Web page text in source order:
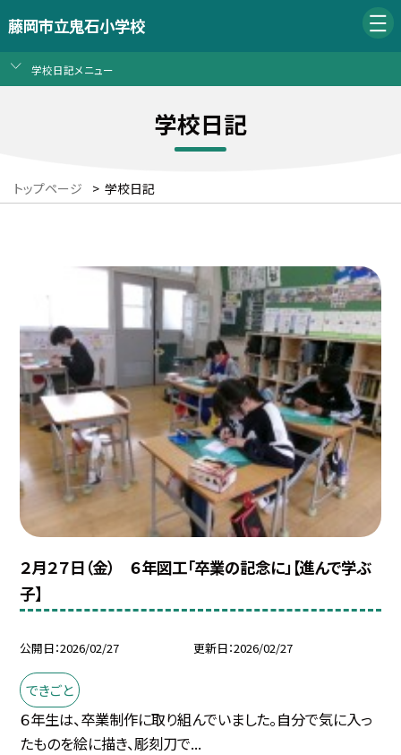
藤岡市立鬼石小学校
学校日記メニュー
学校日記
トップページ > 学校日記
２月２７日（金） ６年図工「卒業の記念に」【進んで学ぶ
子】
公開日 2026/02/27 更新日 2026/02/27
できごと
６年生は、卒業制作に取り組んでいました。自分で気に入っ
たものを絵に描き、彫刻刀で...